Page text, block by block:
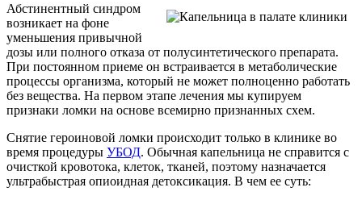
Абстинентный синдром
возникает на фоне
уменьшения привычной
дозы или полного отказа от полусинтетического препарата.
При постоянном приеме он встраивается в метаболические
процессы организма, который не может полноценно работать
без вещества. На первом этапе лечения мы купируем
признаки ломки на основе всемирно признанных схем.
Снятие героиновой ломки происходит только в клинике во
время процедуры УБОД. Обычная капельница не справится с
очисткой кровотока, клеток, тканей, поэтому назначается
ультрабыстрая опиоидная детоксикация. В чем ее суть: